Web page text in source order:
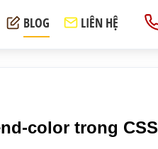
BLOG LIÊN HỆ
color trong CSS